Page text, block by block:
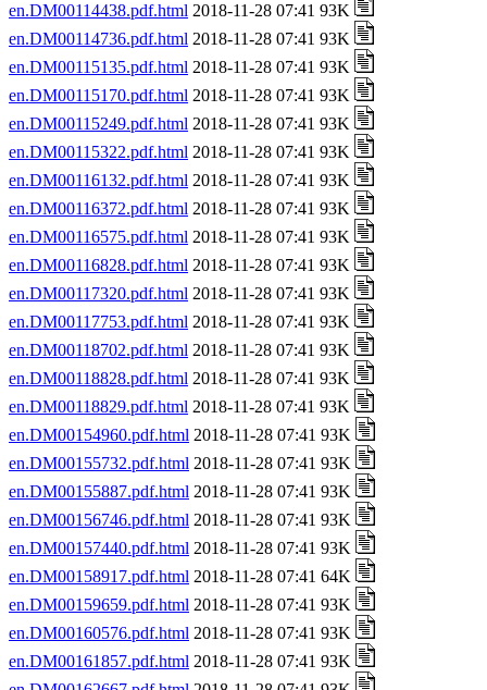
en.DM00114438.pdf.html 2018-11-28 07:41 93K
en.DM00114736.pdf.html 2018-11-28 07:41 93K
en.DM00115135.pdf.html 2018-11-28 07:41 93K
en.DM00115170.pdf.html 2018-11-28 07:41 93K
en.DM00115249.pdf.html 2018-11-28 07:41 93K
en.DM00115322.pdf.html 2018-11-28 07:41 93K
en.DM00116132.pdf.html 2018-11-28 07:41 93K
en.DM00116372.pdf.html 2018-11-28 07:41 93K
en.DM00116575.pdf.html 2018-11-28 07:41 93K
en.DM00116828.pdf.html 2018-11-28 07:41 93K
en.DM00117320.pdf.html 2018-11-28 07:41 93K
en.DM00117753.pdf.html 2018-11-28 07:41 93K
en.DM00118702.pdf.html 2018-11-28 07:41 93K
en.DM00118828.pdf.html 2018-11-28 07:41 93K
en.DM00118829.pdf.html 2018-11-28 07:41 93K
en.DM00154960.pdf.html 2018-11-28 07:41 93K
en.DM00155732.pdf.html 2018-11-28 07:41 93K
en.DM00155887.pdf.html 2018-11-28 07:41 93K
en.DM00156746.pdf.html 2018-11-28 07:41 93K
en.DM00157440.pdf.html 2018-11-28 07:41 93K
en.DM00158917.pdf.html 2018-11-28 07:41 64K
en.DM00159659.pdf.html 2018-11-28 07:41 93K
en.DM00160576.pdf.html 2018-11-28 07:41 93K
en.DM00161857.pdf.html 2018-11-28 07:41 93K